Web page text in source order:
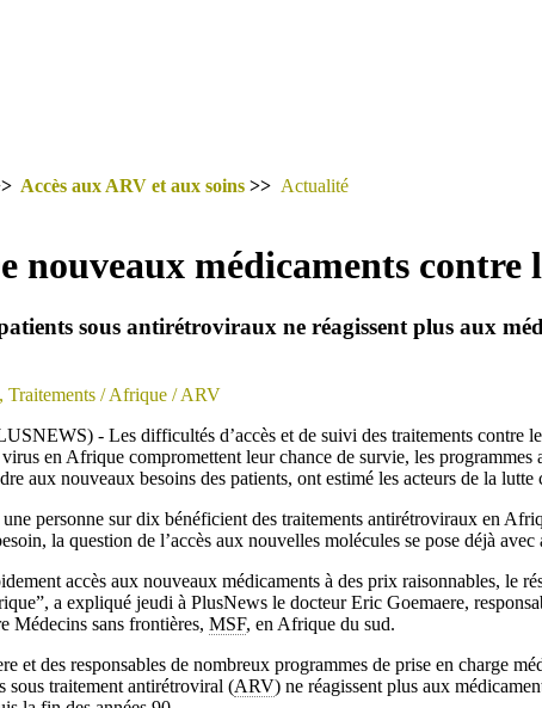
Accès aux ARV et aux soins >> Actualité
nouveaux médicaments contre
sous antirétroviraux ne réagissent plus aux
Traitements / Afrique / ARV
- Les difficultés d’accès et de suivi des traitements contre le
en Afrique compromettent leur chance de survie, les programmes
aux nouveaux besoins des patients, ont estimé les acteurs de la lutte
personne sur dix bénéficient des traitements antirétroviraux en
la question de l’accès aux nouvelles molécules se pose déjà avec
accès aux nouveaux médicaments à des prix raisonnables, le
a expliqué jeudi à PlusNews le docteur Eric Goemaere,
Médecins sans frontières, MSF, en Afrique du sud.
et des responsables de nombreux programmes de prise en charge
sous traitement antirétroviral (ARV) ne réagissent plus aux